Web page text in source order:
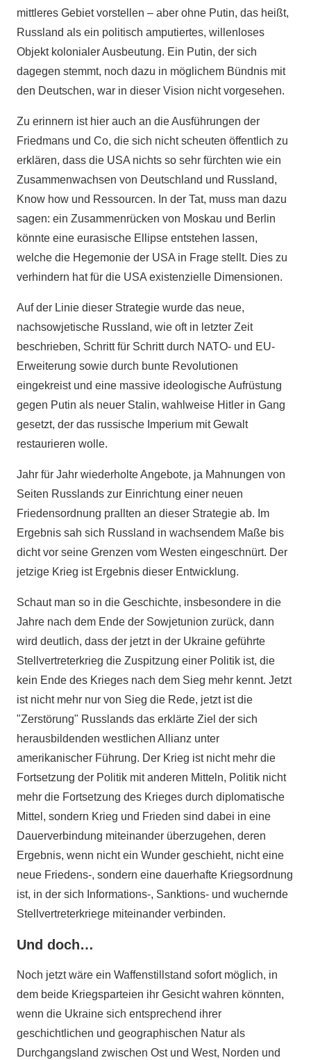
mittleres Gebiet vorstellen – aber ohne Putin, das heißt,
Russland als ein politisch amputiertes, willenloses
Objekt kolonialer Ausbeutung. Ein Putin, der sich
dagegen stemmt, noch dazu in möglichem Bündnis mit
den Deutschen, war in dieser Vision nicht vorgesehen.
Zu erinnern ist hier auch an die Ausführungen der
Friedmans und Co, die sich nicht scheuten öffentlich zu
erklären, dass die USA nichts so sehr fürchten wie ein
Zusammenwachsen von Deutschland und Russland,
Know how und Ressourcen. In der Tat, muss man dazu
sagen: ein Zusammenrücken von Moskau und Berlin
könnte eine eurasische Ellipse entstehen lassen,
welche die Hegemonie der USA in Frage stellt. Dies zu
verhindern hat für die USA existenzielle Dimensionen.
Auf der Linie dieser Strategie wurde das neue,
nachsowjetische Russland, wie oft in letzter Zeit
beschrieben, Schritt für Schritt durch NATO- und EU-
Erweiterung sowie durch bunte Revolutionen
eingekreist und eine massive ideologische Aufrüstung
gegen Putin als neuer Stalin, wahlweise Hitler in Gang
gesetzt, der das russische Imperium mit Gewalt
restaurieren wolle.
Jahr für Jahr wiederholte Angebote, ja Mahnungen von
Seiten Russlands zur Einrichtung einer neuen
Friedensordnung prallten an dieser Strategie ab. Im
Ergebnis sah sich Russland in wachsendem Maße bis
dicht vor seine Grenzen vom Westen eingeschnürt. Der
jetzige Krieg ist Ergebnis dieser Entwicklung.
Schaut man so in die Geschichte, insbesondere in die
Jahre nach dem Ende der Sowjetunion zurück, dann
wird deutlich, dass der jetzt in der Ukraine geführte
Stellvertreterkrieg die Zuspitzung einer Politik ist, die
kein Ende des Krieges nach dem Sieg mehr kennt. Jetzt
ist nicht mehr nur von Sieg die Rede, jetzt ist die
"Zerstörung" Russlands das erklärte Ziel der sich
herausbildenden westlichen Allianz unter
amerikanischer Führung. Der Krieg ist nicht mehr die
Fortsetzung der Politik mit anderen Mitteln, Politik nicht
mehr die Fortsetzung des Krieges durch diplomatische
Mittel, sondern Krieg und Frieden sind dabei in eine
Dauerverbindung miteinander überzugehen, deren
Ergebnis, wenn nicht ein Wunder geschieht, nicht eine
neue Friedens-, sondern eine dauerhafte Kriegsordnung
ist, in der sich Informations-, Sanktions- und wuchernde
Stellvertreterkriege miteinander verbinden.
Und doch…
Noch jetzt wäre ein Waffenstillstand sofort möglich, in
dem beide Kriegsparteien ihr Gesicht wahren könnten,
wenn die Ukraine sich entsprechend ihrer
geschichtlichen und geographischen Natur als
Durchgangsland zwischen Ost und West, Norden und